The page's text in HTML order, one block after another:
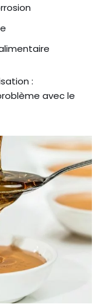
:
avec le